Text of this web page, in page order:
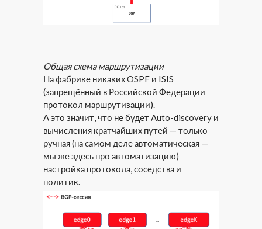
Общая схема маршрутизации
На фабрике никаких OSPF и ISIS
(запрещённый в Российской Федерации
протокол маршрутизации).
А это значит, что не будет Auto-discovery и
вычисления кратчайших путей — только
ручная (на самом деле автоматическая —
мы же здесь про автоматизацию)
настройка протокола, соседства и
политик.